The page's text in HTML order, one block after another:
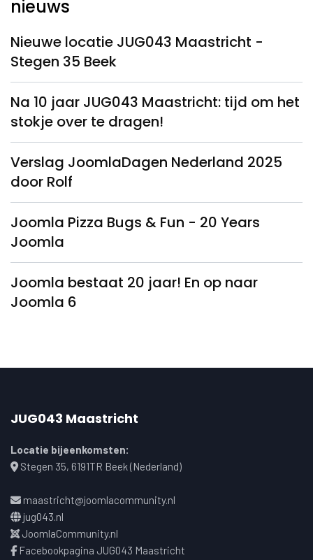
nieuws
Nieuwe locatie JUG043 Maastricht -
Stegen 35 Beek
Na 10 jaar JUG043 Maastricht: tijd om het
stokje over te dragen!
Verslag JoomlaDagen Nederland 2025
door Rolf
Joomla Pizza Bugs & Fun - 20 Years
Joomla
Joomla bestaat 20 jaar! En op naar
Joomla 6
JUG043 Maastricht
Locatie bijeenkomsten:
Stegen 35, 6191TR Beek (Nederland)
maastricht@joomlacommunity.nl
jug043.nl
JoomlaCommunity.nl
Facebookpagina JUG043 Maastricht